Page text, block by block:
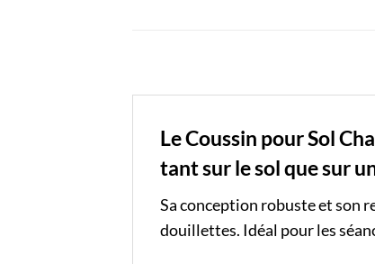
Le Coussin pour Sol
tant sur le sol que sur
Sa conception robuste et son
douillettes. Idéal pour les